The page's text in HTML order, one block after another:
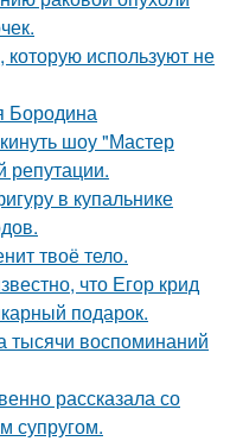
которую используют не
Бородина
шоу "Мастер
репутации.
в купальнике
твоё тело.
что Егор крид
подарок.
тысячи воспоминаний
рассказала со
супругом.